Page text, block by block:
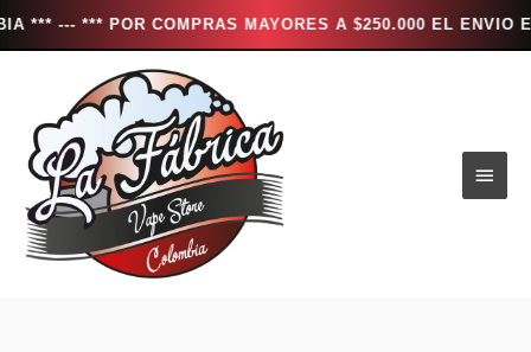
POR COMPRAS MAYORES A $250.000 EL ENVIO ES
contenido